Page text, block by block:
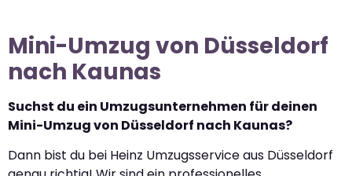
Mini-Umzug von Düsseldorf
nach Kaunas
Suchst du ein Umzugsunternehmen für deinen
Mini-Umzug von Düsseldorf nach Kaunas?
Dann bist du bei Heinz Umzugsservice aus Düsseldorf